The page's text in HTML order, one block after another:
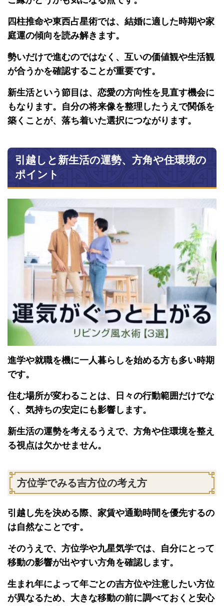
四柱推命や東西占星術では、結婚に適した時期や家
庭運の傾向を読み解きます。
勢いだけで進むのではなく、互いの価値観や生活観
が合うかを確認することが重要です。
新生活という節目は、恋愛の方向性を見直す機会に
もなります。自分の将来像を整理したうえで関係を
築くことが、落ち着いた選択につながります。
引越しと新生活の運勢、方角や住環境の
ポイント
進学や就職を機に一人暮らしを始める方も多い時期
です。
住む場所が変わることは、日々の行動範囲だけでな
く、気持ちの安定にも影響します。
新生活の運勢を考えるうえで、方角や住環境を整え
る視点は欠かせません。
方位学でみる吉方位の考え方
引越し先を決める際、家賃や通勤時間を優先するの
は自然なことです。
そのうえで、方位学や九星気学では、自分にとって
移動の影響が出やすい方角を確認します。
生まれ年によって年ごとの吉方位や注意したい方位
が異なるため、大きな移動の前に調べておくと安心